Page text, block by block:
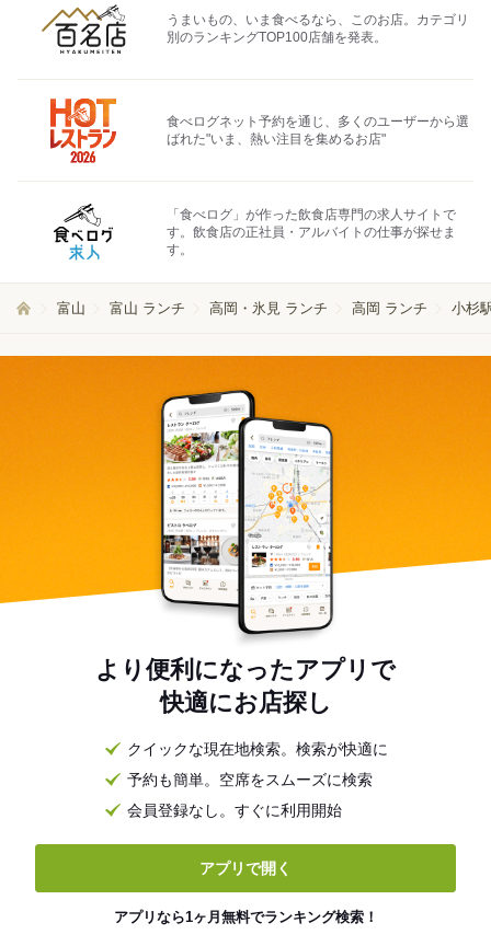
うまいもの、いま食べるなら、このお店。カテゴリ
別のランキングTOP100店舗を発表。
食べログネット予約を通じ、多くのユーザーから選
ばれた"いま、熱い注目を集めるお店"
「食べログ」が作った飲食店専門の求人サイトで
す。飲食店の正社員・アルバイトの仕事が探せま
す。
富山 富山 ランチ 高岡・氷見 ランチ 高岡 ランチ 小杉
より便利になったアプリで
快適にお店探し
クイックな現在地検索。検索が快適に
予約も簡単。空席をスムーズに検索
会員登録なし。すぐに利用開始
アプリで開く
アプリなら1ヶ月無料でランキング検索！